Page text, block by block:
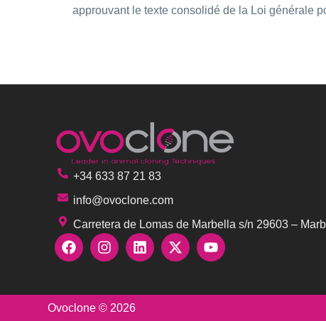
approuvant le texte consolidé de la Loi générale
+34 633 87 21 83
info@ovoclone.com
Carretera de Lomas de Marbella s/n 29603 –
Ovoclone © 2026